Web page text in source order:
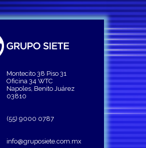
Montecito 38 Piso 31
Oficina 34 WTC
Napoles, Benito Juárez
03810
(55) 9000 0787
info@gruposiete.com.mx